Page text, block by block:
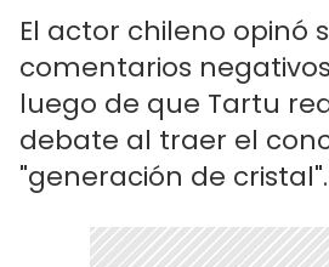
El actor chileno opinó
comentarios
luego de que Tartu
debate al traer el
"generación de cristal".